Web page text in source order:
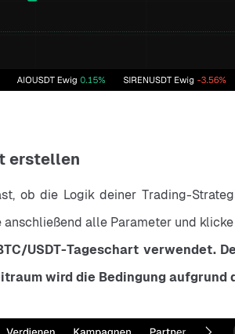
erstellen
ob die Logik deiner Trading-
alle Parameter und
USDT-Tageschart verwendet.
wird die Bedingung